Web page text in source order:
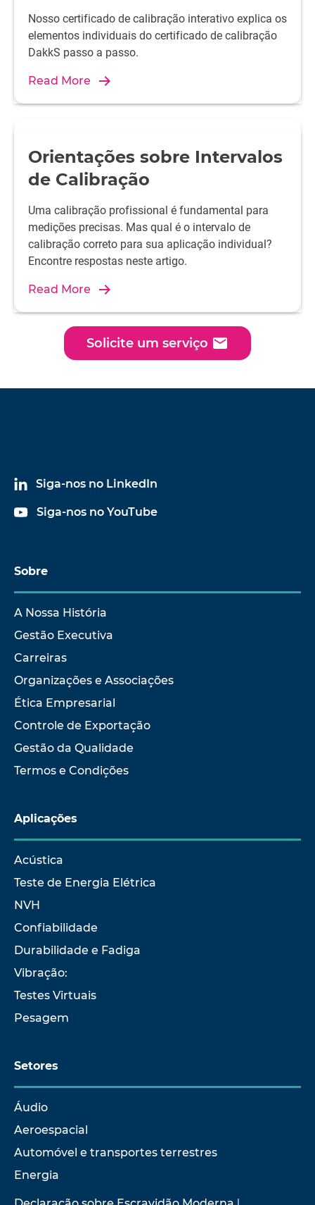
Nosso certificado de calibração interativo explica os
elementos individuais do certificado de calibração
DakkS passo a passo.
Read More
Orientações sobre Intervalos
de Calibração
Uma calibração profissional é fundamental para
medições precisas. Mas qual é o intervalo de
calibração correto para sua aplicação individual?
Encontre respostas neste artigo.
Read More
Solicite um serviço email
Siga-nos no LinkedIn
Siga-nos no YouTube
Sobre
A Nossa História
Gestão Executiva
Carreiras
Organizações e Associações
Ética Empresarial
Controle de Exportação
Gestão da Qualidade
Termos e Condições
Aplicações
Acústica
Teste de Energia Elétrica
NVH
Confiabilidade
Durabilidade e Fadiga
Vibração:
Testes Virtuais
Pesagem
Setores
Áudio
Aeroespacial
Automóvel e transportes terrestres
Energia